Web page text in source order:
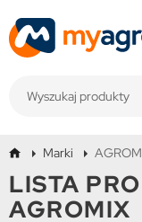
Marki
LISTA
AGROMIX